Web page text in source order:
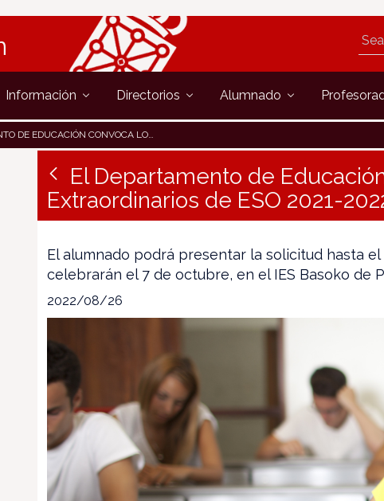
Información Directorios Alumnado
CONVOCA LOS PREMIOS EXTRAORDINARIOS DE ESO 2021-2022
El Departamento de
Extraordinarios de ESO 2021-
El alumnado podrá presentar la solicitud hasta
celebrarán el 7 de octubre, en el IES Basoko de
2022/08/26